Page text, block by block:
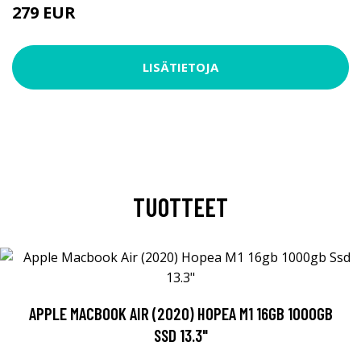
279 EUR
LISÄTIETOJA
TUOTTEET
APPLE MACBOOK AIR (2020) HOPEA M1 16GB 1000GB
SSD 13.3"